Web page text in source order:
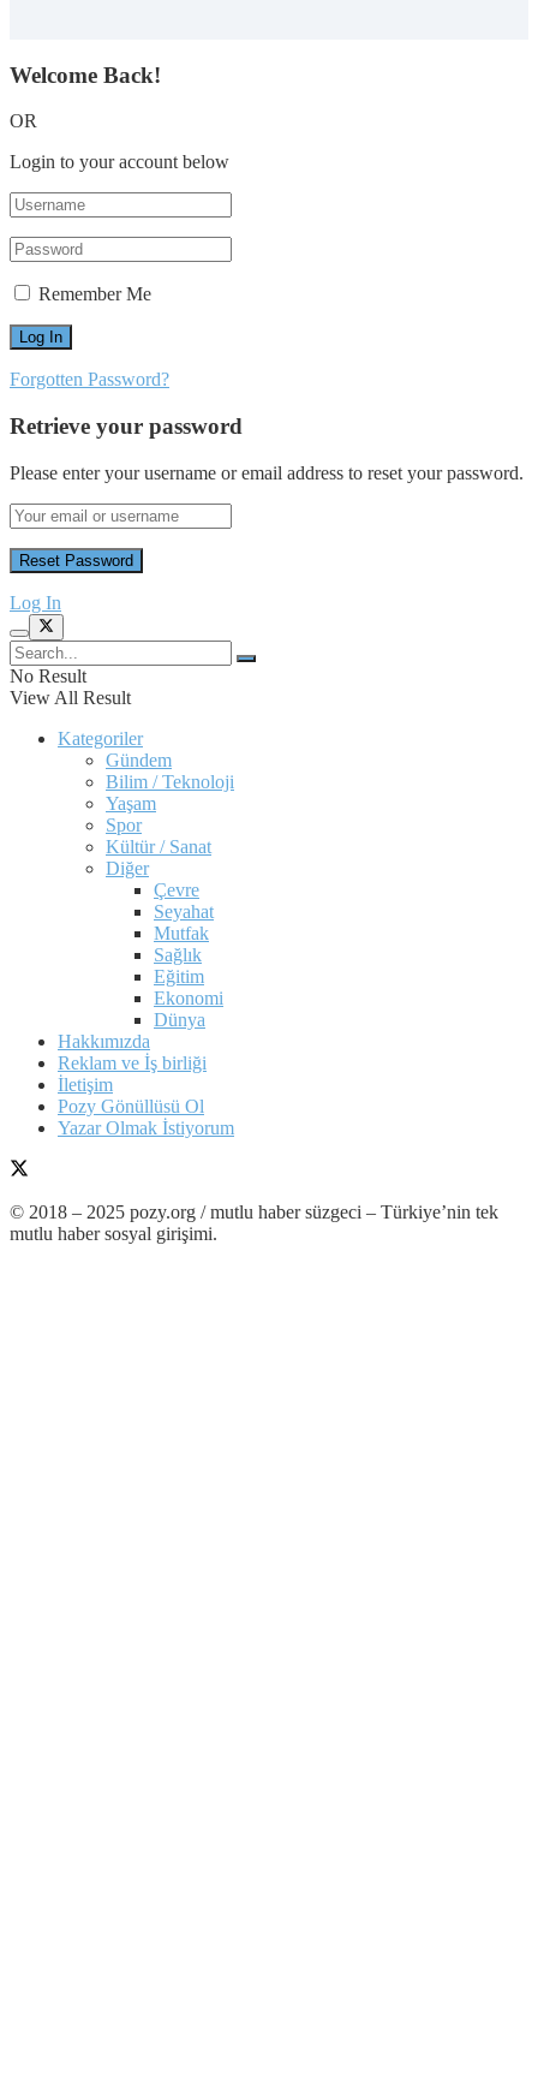
Welcome Back!
OR
Login to your account below
Remember Me
Forgotten Password?
Retrieve your password
Please enter your username or email address to reset your password.
Log In
No Result
View All Result
Kategoriler
Gündem
Bilim / Teknoloji
Yaşam
Spor
Kültür / Sanat
Diğer
Çevre
Seyahat
Mutfak
Sağlık
Eğitim
Ekonomi
Dünya
Hakkımızda
Reklam ve İş birliği
İletişim
Pozy Gönüllüsü Ol
Yazar Olmak İstiyorum
© 2018 – 2025 pozy.org / mutlu haber süzgeci – Türkiye’nin tek
mutlu haber sosyal girişimi.